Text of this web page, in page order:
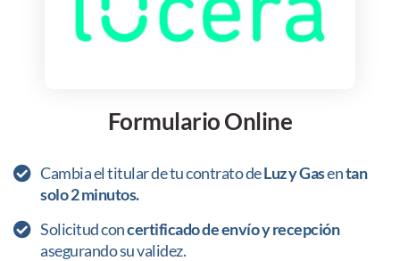
Formulario Online
Cambia el titular de tu contrato deLuz y Gasentan
solo 2 minutos.
Solicitud concertificado de envío y recepción
asegurando su validez.